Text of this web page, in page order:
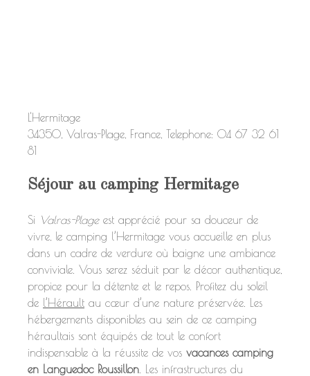
L'Hermitage
34350 Valras-Plage France , Telephone: 04 67 32 61
81
Séjour au camping Hermitage
Si Valras-Plageest apprécié pour sa douceur de
vivre, le camping l’Hermitage vous accueille en plus
dans un cadre de verdure où baigne une ambiance
conviviale. Vous serez séduit par le décor authentique,
propice pour la détente et le repos. Profitez du soleil
de l’Hérault au cœur d’une nature préservée. Les
hébergements disponibles au sein de ce camping
héraultais sont équipés de tout le confort
indispensable à la réussite de vos vacances camping
en Languedoc Roussillon . Les infrastructures du